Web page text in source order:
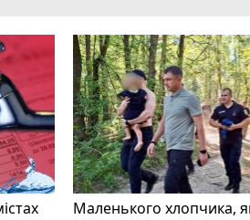
Маленького хлопчика,